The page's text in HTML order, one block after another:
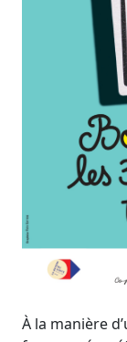
À la manière